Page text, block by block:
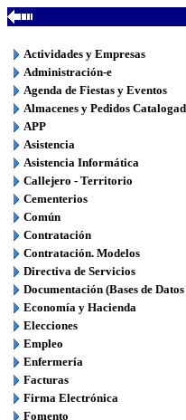
Actividades y Empresas
Administración-e
Agenda de Fiestas y Eventos
Almacenes y Pedidos
APP
Asistencia
Asistencia Informática
Callejero - Territorio
Cementerios
Común
Contratación
Contratación. Modelos
Directiva de Servicios
Documentación (Bases de
Economía y Hacienda
Elecciones
Empleo
Enfermería
Facturas
Firma Electrónica
Fomento